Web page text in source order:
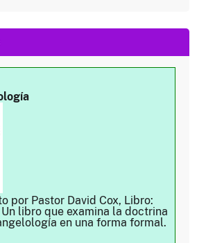
por Pastor David Cox, Libro:
libro que examina la doctrina
en una forma formal.